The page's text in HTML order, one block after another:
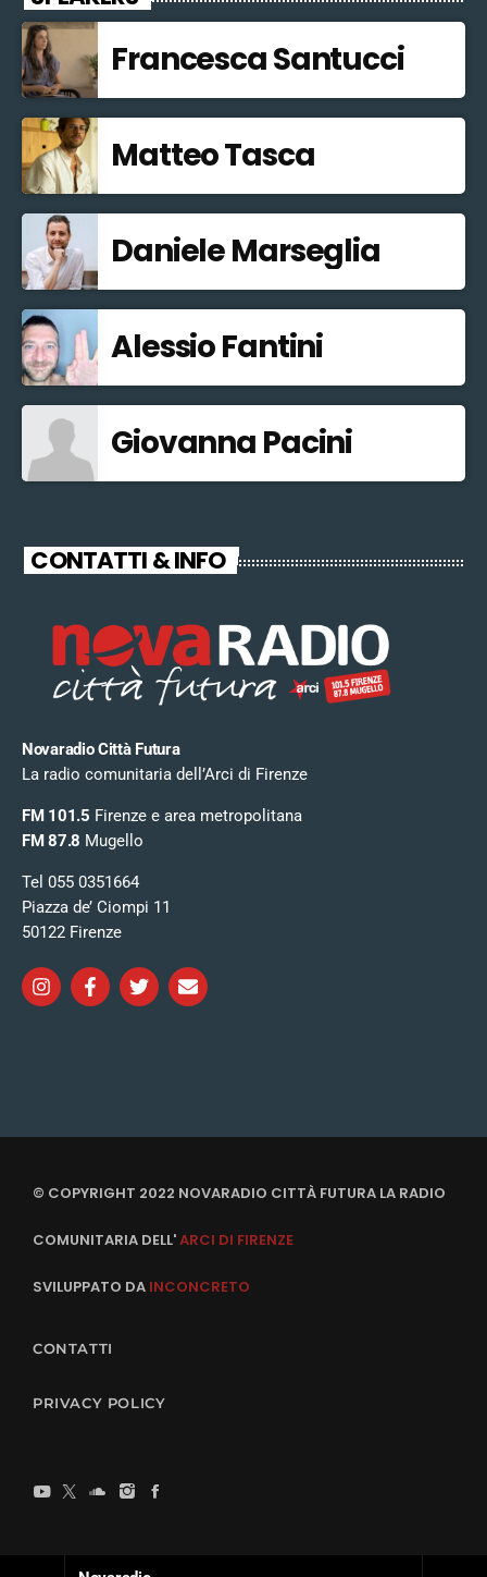
Francesca Santucci
Matteo Tasca
Daniele Marseglia
Alessio Fantini
Giovanna Pacini
CONTATTI & INFO
Novaradio Città Futura
La radio comunitaria dell’Arci di Firenze
FM 101.5 Firenze e area metropolitana
FM 87.8 Mugello
Tel 055 0351664
Piazza de’ Ciompi 11
50122 Firenze
© COPYRIGHT 2022 NOVARADIO CITTÀ FUTURA LA RADIO
COMUNITARIA DELL'ARCI DI FIRENZE
SVILUPPATO DA INCONCRETO
CONTATTI
PRIVACY POLICY